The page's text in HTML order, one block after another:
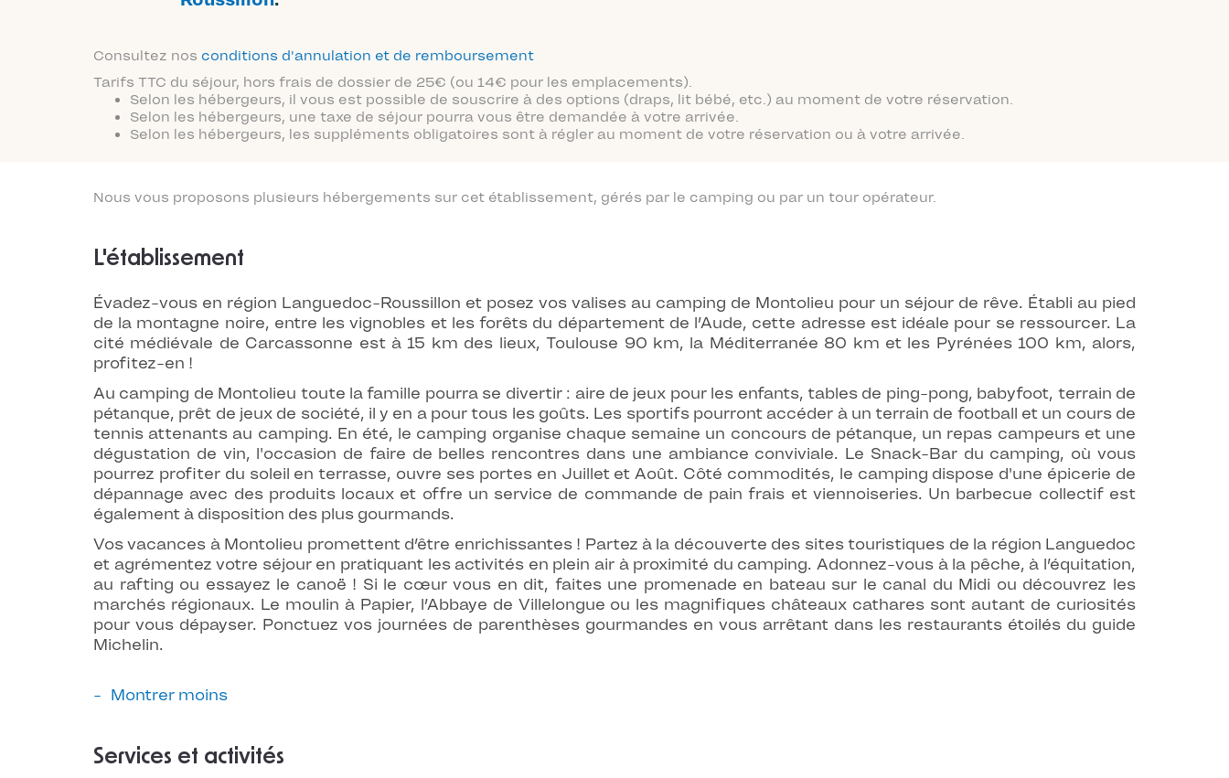
Consultez nos conditions d'annulation et de remboursement
Tarifs TTC du séjour, hors frais de dossier de 25€ (ou 14€ pour les emplacements).
Selon les hébergeurs, il vous est possible de souscrire à des options (draps, lit bébé, etc.) au moment de votre réservation.
Selon les hébergeurs, une taxe de séjour pourra vous être demandée à votre arrivée.
Selon les hébergeurs, les suppléments obligatoires sont à régler au moment de votre réservation ou à votre arrivée.
Nous vous proposons plusieurs hébergements sur cet établissement, gérés par le camping ou par un tour opérateur.
L'établissement
Évadez-vous en région Languedoc-Roussillon et posez vos valises au camping de Montolieu pour un séjour de rêve. Établi au pied
de la montagne noire, entre les vignobles et les forêts du département de l’Aude, cette adresse est idéale pour se ressourcer. La
cité médiévale de Carcassonne est à 15 km des lieux, Toulouse 90 km, la Méditerranée 80 km et les Pyrénées 100 km, alors,
profitez-en !
Au camping de Montolieu toute la famille pourra se divertir : aire de jeux pour les enfants, tables de ping-pong, babyfoot, terrain de
pétanque, prêt de jeux de société, il y en a pour tous les goûts. Les sportifs pourront accéder à un terrain de football et un cours de
tennis attenants au camping. En été, le camping organise chaque semaine un concours de pétanque, un repas campeurs et une
dégustation de vin, l'occasion de faire de belles rencontres dans une ambiance conviviale. Le Snack-Bar du camping, où vous
pourrez profiter du soleil en terrasse, ouvre ses portes en Juillet et Août. Côté commodités, le camping dispose d'une épicerie de
dépannage avec des produits locaux et offre un service de commande de pain frais et viennoiseries. Un barbecue collectif est
également à disposition des plus gourmands.
Vos vacances à Montolieu promettent d’être enrichissantes ! Partez à la découverte des sites touristiques de la région Languedoc
et agrémentez votre séjour en pratiquant les activités en plein air à proximité du camping. Adonnez-vous à la pêche, à l’équitation,
au rafting ou essayez le canoë ! Si le cœur vous en dit, faites une promenade en bateau sur le canal du Midi ou découvrez les
marchés régionaux. Le moulin à Papier, l’Abbaye de Villelongue ou les magnifiques châteaux cathares sont autant de curiosités
pour vous dépayser. Ponctuez vos journées de parenthèses gourmandes en vous arrêtant dans les restaurants étoilés du guide
Michelin.
Montrer moins
Services et activités